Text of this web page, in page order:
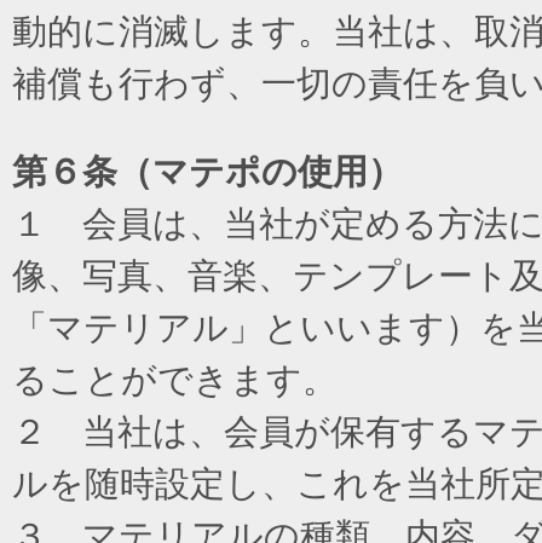
動的に消滅します。当社は、取
補償も行わず、一切の責任を負
第６条（マテポの使用）
１ 会員は、当社が定める方法
像、写真、音楽、テンプレート
「マテリアル」といいます）
ることができます。
２ 当社は、会員が保有するマ
ルを随時設定し、これを当社所